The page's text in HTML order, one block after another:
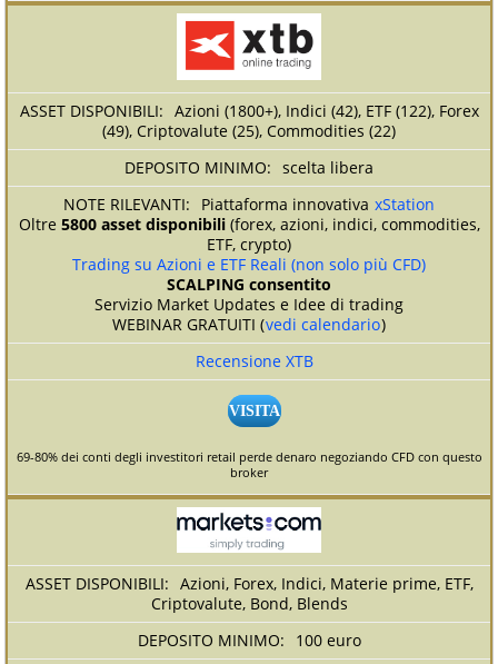
Azioni (1800+), Indici (42), ETF (122), Forex
(49), Criptovalute (25), Commodities (22)
scelta libera
Piattaforma innovativa xStation
Oltre 5800 asset disponibili(forex, azioni, indici, commodities,
ETF, crypto)
Trading su Azioni e ETF Reali (non solo più CFD)
SCALPING consentito
Servizio Market Updates e Idee di trading
WEBINAR GRATUITI (vedi calendario)
Recensione XTB
VISITA
69-80% dei conti degli investitori retail perde denaro negoziando CFD con questo
broker
Azioni, Forex, Indici, Materie prime, ETF,
Criptovalute, Bond, Blends
100 euro